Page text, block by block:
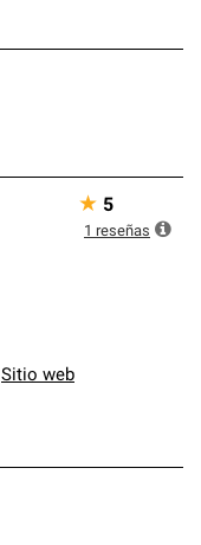
Sitio web
★ 5
1 reseñas